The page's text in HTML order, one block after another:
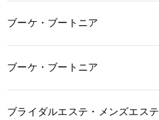
ブーケ・ブートニア
ブーケ・ブートニア
ブライダルエステ・メンズエステ